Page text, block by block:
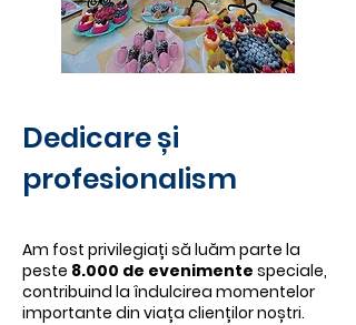
Dedicare și
profesionalism
Am fost privilegiați să luăm parte la
peste 8.000 de evenimente speciale,
contribuind la îndulcirea momentelor
importante din viața clienților noștri.